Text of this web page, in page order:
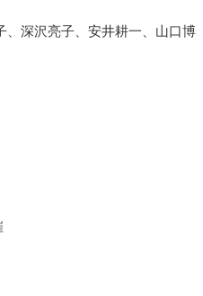
、深沢亮子、安井耕一、山口博